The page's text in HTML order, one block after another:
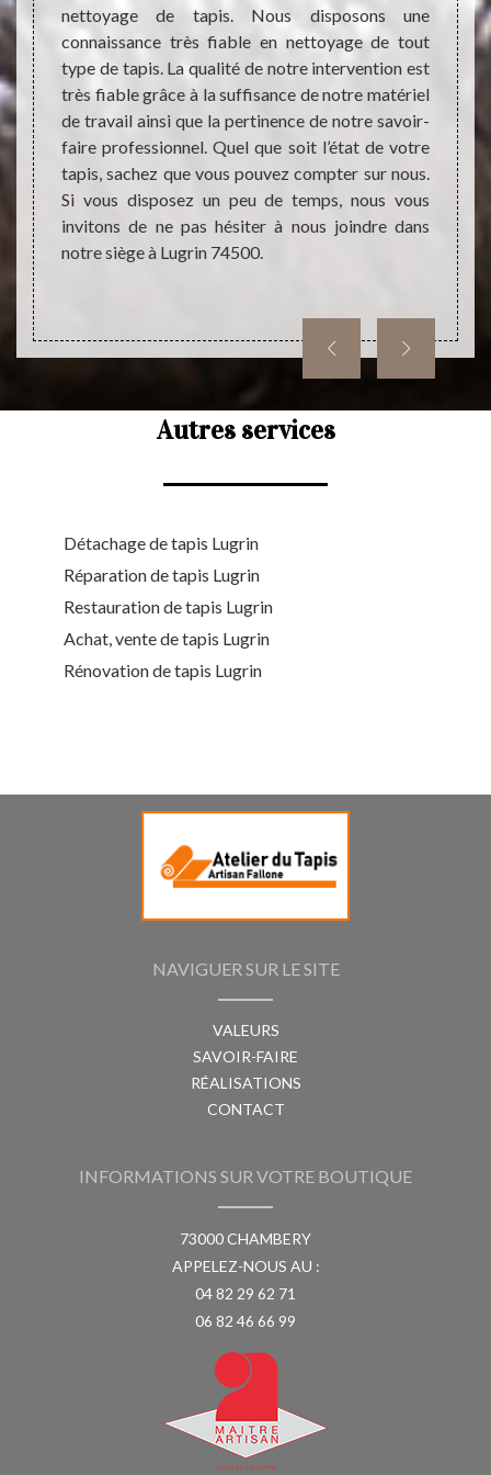
le
de
la
frais
fait,
un
nettoyage de tapis. Nous disposons une
connaissance très fiable en nettoyage de tout
type de tapis. La qualité de notre intervention est
très fiable grâce à la suffisance de notre matériel
de travail ainsi que la pertinence de notre savoir-
faire professionnel. Quel que soit l’état de votre
tapis, sachez que vous pouvez compter sur nous.
Si vous disposez un peu de temps, nous vous
invitons de ne pas hésiter à nous joindre dans
notre siège à Lugrin 74500.
Les
un
très
pour
faut
faire
Autres services
Détachage de tapis Lugrin
Réparation de tapis Lugrin
Restauration de tapis Lugrin
Achat, vente de tapis Lugrin
Rénovation de tapis Lugrin
NAVIGUER SUR LE SITE
VALEURS
SAVOIR-FAIRE
RÉALISATIONS
CONTACT
INFORMATIONS SUR VOTRE BOUTIQUE
73000 CHAMBERY
APPELEZ-NOUS AU :
04 82 29 62 71
06 82 46 66 99